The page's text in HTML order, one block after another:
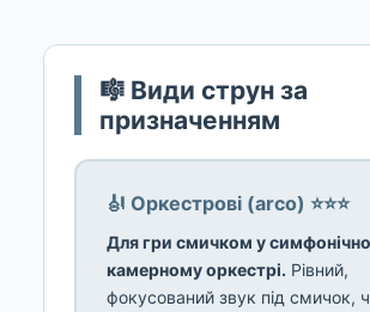
🎼 Види струн за
призначенням
🎻 Оркестрові (arco) ⭐⭐⭐
Для гри смичком у
камерному оркестрі. Рівний,
фокусований звук під смичок,